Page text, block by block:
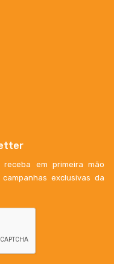
em primeira mão
exclusivas da